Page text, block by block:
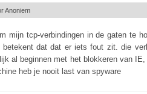
Anoniem
mijn tcp-verbindingen in de gaten te
betekent dat dat er iets fout zit. die
al beginnen met het blokkeren van
heb je nooit last van spyware